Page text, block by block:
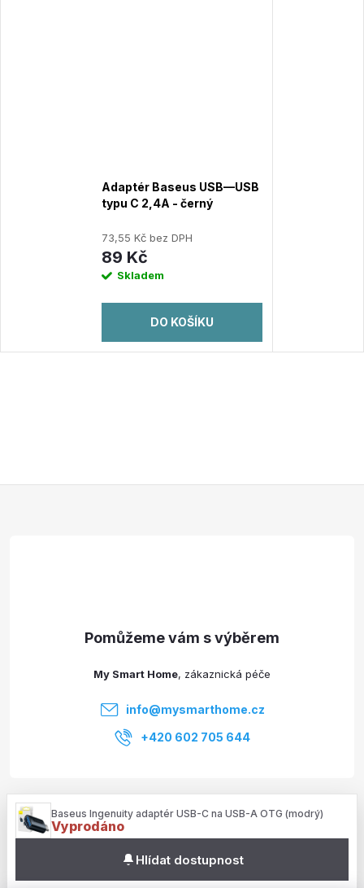
Adaptér Baseus USB—USB
typu C 2,4A - černý
73,55 Kč bez DPH
89 Kč
Skladem
DO KOŠÍKU
Služby
Informace pro vás
My Smart Home
info@mysmarthome.cz
+420 602 705 644
Baseus Ingenuity adaptér USB-C na USB-A OTG (modrý)
Vyprodáno
Hlídat dostupnost